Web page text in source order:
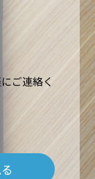
ご連絡く